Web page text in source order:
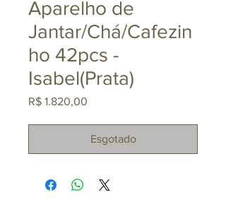
Aparelho de
Jantar/Chá/Cafezin
ho 42pcs -
Isabel(Prata)
R$ 1.820,00
Esgotado